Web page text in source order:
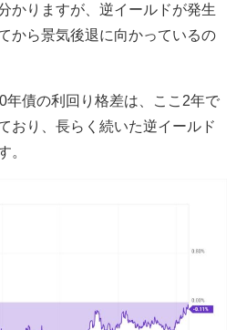
かりますが、逆イールドが発生
から景気後退に向かっているの
年債の利回り格差は、ここ2年で
おり、長らく続いた逆イールド
。